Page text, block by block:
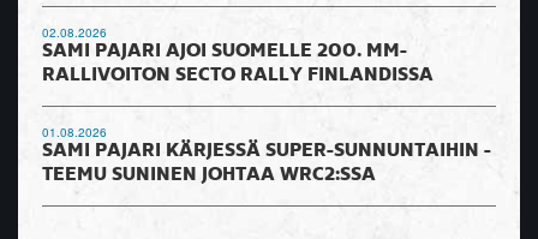
02.08.2026
SAMI PAJARI AJOI SUOMELLE 200. MM-
RALLIVOITON SECTO RALLY FINLANDISSA
01.08.2026
SAMI PAJARI KÄRJESSÄ SUPER-SUNNUNTAIHIN -
TEEMU SUNINEN JOHTAA WRC2:SSA